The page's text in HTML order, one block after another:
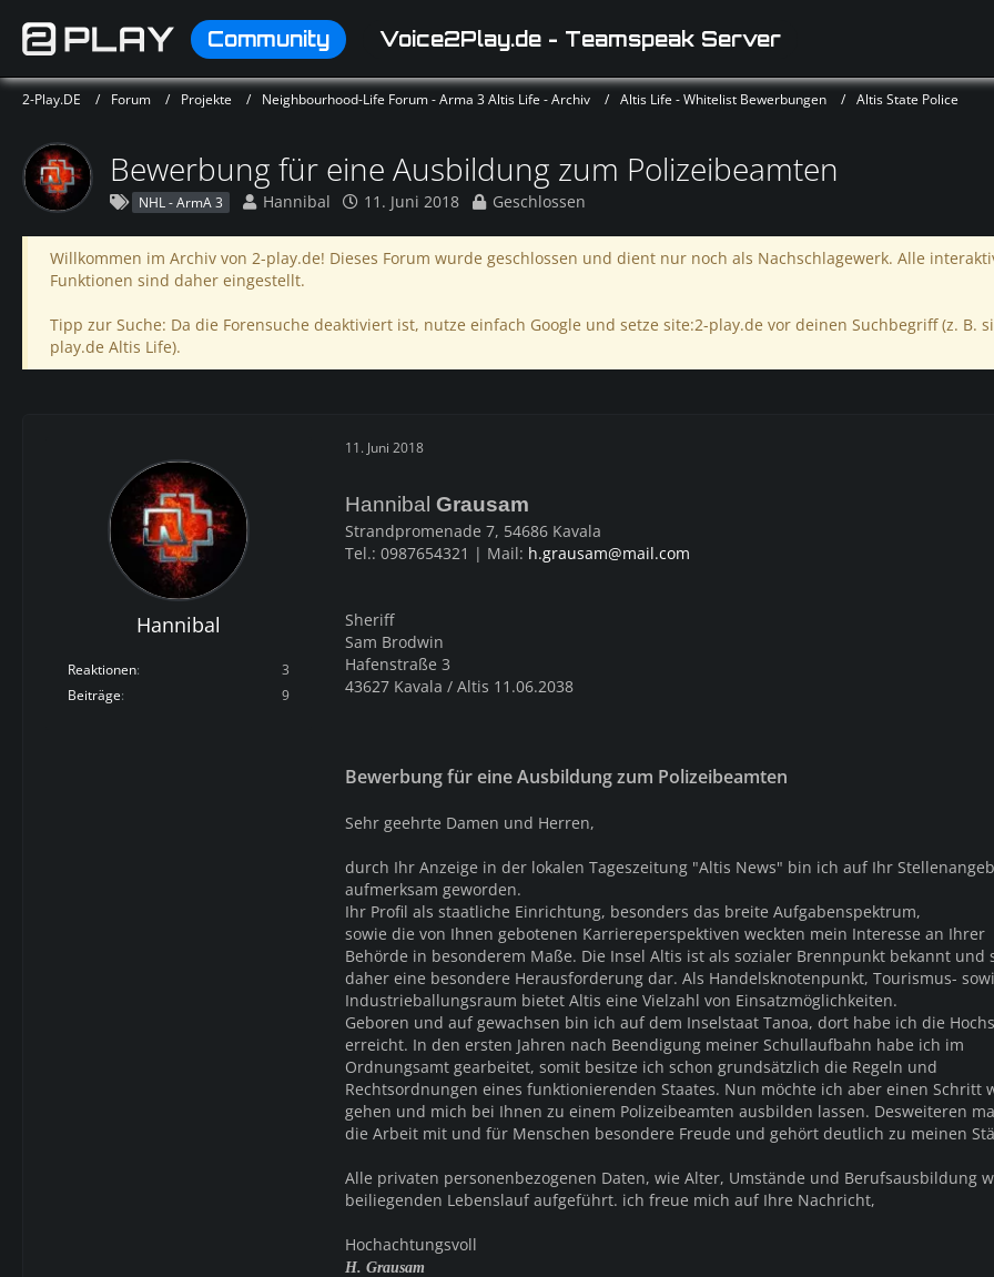
Community Voice2Play.de - Teamspeak Server
2-Play.DE Forum Projekte Neighbourhood-Life Forum - Arma 3 Altis Life - Archiv Altis Life - Whitelist Bewerbungen Altis State Police
Bewerbung für eine Ausbildung zum Polizeibeamten
NHL - ArmA 3 Hannibal 11. Juni 2018 Geschlossen
Willkommen im Archiv von 2-play.de! Dieses Forum wurde geschlossen und dient nur noch als Nachschlagewerk. Alle
Funktionen sind daher eingestellt.
Tipp zur Suche: Da die Forensuche deaktiviert ist, nutze einfach Google und setze site:2-play.de vor deinen Suchbegriff (z. B.
play.de Altis Life).
Hannibal
Reaktionen
3
Beiträge
9
11. Juni 2018
Hannibal Grausam
Strandpromenade 7, 54686 Kavala
Tel.: 0987654321 | Mail: h.grausam@mail.com
Sheriff
Sam Brodwin
Hafenstraße 3
43627 Kavala / Altis 11.06.2038
Bewerbung für eine Ausbildung zum Polizeibeamten
Sehr geehrte Damen und Herren,
durch Ihr Anzeige in der lokalen Tageszeitung "Altis News" bin ich auf Ihr
aufmerksam geworden.
Ihr Profil als staatliche Einrichtung, besonders das breite Aufgabenspektrum,
sowie die von Ihnen gebotenen Karriereperspektiven weckten mein Interesse an Ihrer
Behörde in besonderem Maße. Die Insel Altis ist als sozialer Brennpunkt bekannt und
daher eine besondere Herausforderung dar. Als Handelsknotenpunkt, Tourismus-
Industrieballungsraum bietet Altis eine Vielzahl von Einsatzmöglichkeiten.
Geboren und auf gewachsen bin ich auf dem Inselstaat Tanoa, dort habe ich die
erreicht. In den ersten Jahren nach Beendigung meiner Schullaufbahn habe ich im
Ordnungsamt gearbeitet, somit besitze ich schon grundsätzlich die Regeln und
Rechtsordnungen eines funktionierenden Staates. Nun möchte ich aber einen Schritt
gehen und mich bei Ihnen zu einem Polizeibeamten ausbilden lassen. Desweiteren
die Arbeit mit und für Menschen besondere Freude und gehört deutlich zu meinen
Alle privaten personenbezogenen Daten, wie Alter, Umstände und Berufsausbildung
beiliegenden Lebenslauf aufgeführt. ich freue mich auf Ihre Nachricht,
Hochachtungsvoll
H. Grausam